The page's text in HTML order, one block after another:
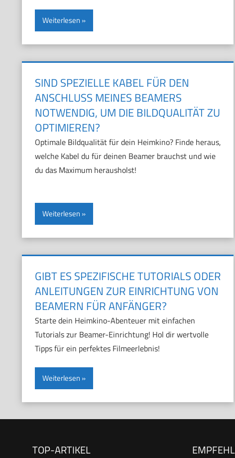
Weiterlesen
SIND SPEZIELLE KABEL FÜR DEN
ANSCHLUSS MEINES BEAMERS
NOTWENDIG, UM DIE BILDQUALITÄT ZU
OPTIMIEREN?
Optimale Bildqualität für dein Heimkino? Finde heraus,
welche Kabel du für deinen Beamer brauchst und wie
du das Maximum herausholst!
Weiterlesen
GIBT ES SPEZIFISCHE TUTORIALS ODER
ANLEITUNGEN ZUR EINRICHTUNG VON
BEAMERN FÜR ANFÄNGER?
Starte dein Heimkino-Abenteuer mit einfachen
Tutorials zur Beamer-Einrichtung! Hol dir wertvolle
Tipps für ein perfektes Filmeerlebnis!
Weiterlesen
TOP-ARTIKEL